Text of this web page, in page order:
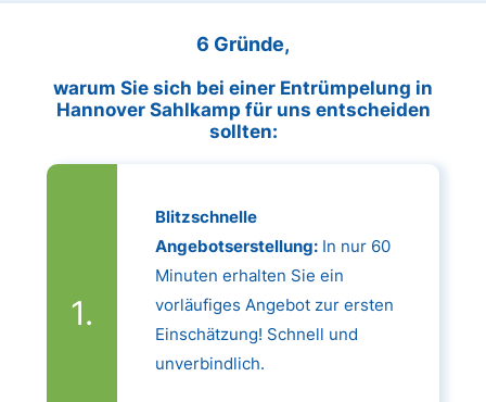
6 Gründe,
warum Sie sich bei einer Entrümpelung in
Hannover Sahlkamp für uns entscheiden
sollten:
Blitzschnelle
Angebotserstellung:In nur 60
Minuten erhalten Sie ein
vorläufiges Angebot zur ersten
Einschätzung! Schnell und
unverbindlich.